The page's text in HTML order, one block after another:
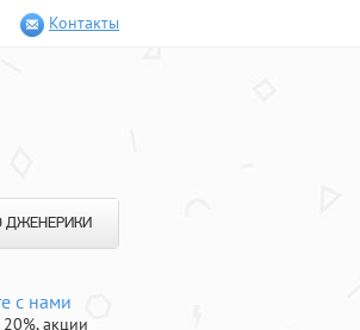
Контакты
ДЖЕНЕРИКИ
с нами
акции